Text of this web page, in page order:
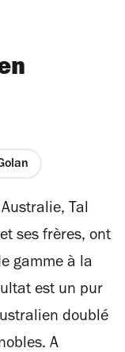
Tal
ses frères, ont
gamme à la
est un pur
doublé
A